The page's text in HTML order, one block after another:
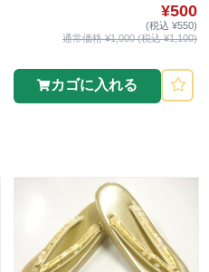
¥500
(税込 ¥550)
通常価格 ¥1,000 (税込 ¥1,100)
カゴに入れる